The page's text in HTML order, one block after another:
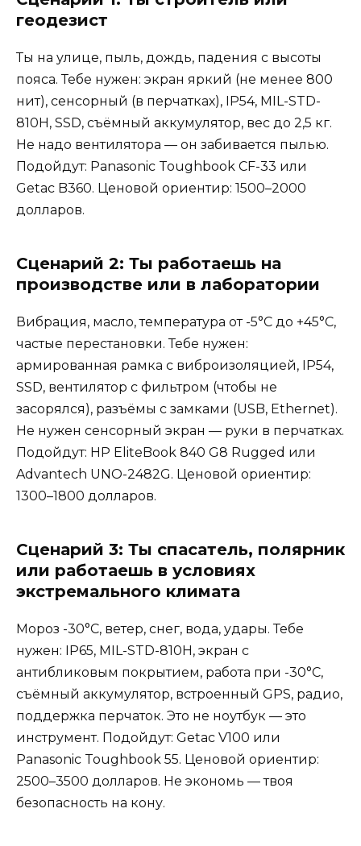
геодезист
Ты на улице, пыль, дождь, падения с высоты
пояса. Тебе нужен: экран яркий (не менее 800
нит), сенсорный (в перчатках), IP54, MIL-STD-
810H, SSD, съёмный аккумулятор, вес до 2,5 кг.
Не надо вентилятора — он забивается пылью.
Подойдут: Panasonic Toughbook CF-33 или
Getac B360. Ценовой ориентир: 1500–2000
долларов.
Сценарий 2: Ты работаешь на
производстве или в лаборатории
Вибрация, масло, температура от -5°C до +45°C,
частые перестановки. Тебе нужен:
армированная рамка с виброизоляцией, IP54,
SSD, вентилятор с фильтром (чтобы не
засорялся), разъёмы с замками (USB, Ethernet).
Не нужен сенсорный экран — руки в перчатках.
Подойдут: HP EliteBook 840 G8 Rugged или
Advantech UNO-2482G. Ценовой ориентир:
1300–1800 долларов.
Сценарий 3: Ты спасатель, полярник
или работаешь в условиях
экстремального климата
Мороз -30°C, ветер, снег, вода, удары. Тебе
нужен: IP65, MIL-STD-810H, экран с
антибликовым покрытием, работа при -30°C,
съёмный аккумулятор, встроенный GPS, радио,
поддержка перчаток. Это не ноутбук — это
инструмент. Подойдут: Getac V100 или
Panasonic Toughbook 55. Ценовой ориентир:
2500–3500 долларов. Не экономь — твоя
безопасность на кону.